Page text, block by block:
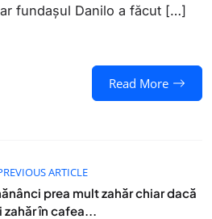
fundașul Danilo a făcut […]
Read More
ARTICLE
prea mult zahăr chiar dacă
zahăr în cafea...